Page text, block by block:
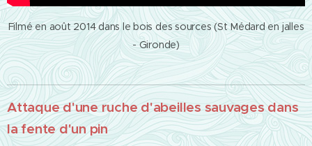
Filmé en août 2014 dans le bois des sources (St Médard en jalles
- Gironde)
Attaque d'une ruche d'abeilles sauvages dans
la fente d'un pin